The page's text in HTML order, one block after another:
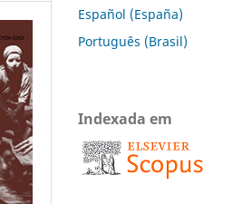
Español (España)
Português (Brasil)
Indexada em